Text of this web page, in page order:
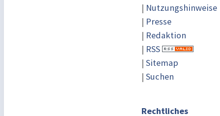
| Nutzungshinweise
| Presse
| Redaktion
| RSS
| Sitemap
| Suchen
Rechtliches